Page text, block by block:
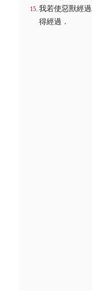
我若使惡獸經
得經過．